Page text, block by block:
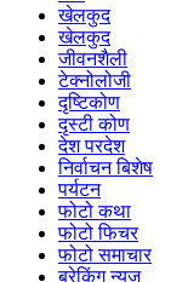
खेलकुद
खेलकुद
जीवनशैली
टेक्नोलोजी
दृष्टिकोण
दृस्टी कोण
देश परदेश
निर्वाचन बिशेष
पर्यटन
फोटो कथा
फोटो फिचर
फोटो समाचार
ब्रेकिंग न्युज